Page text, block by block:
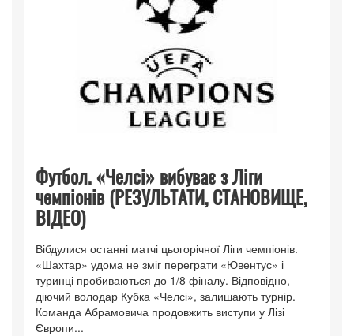
Футбол. «Челсі» вибуває з Ліги
чемпіонів (РЕЗУЛЬТАТИ, СТАНОВИЩЕ,
ВІДЕО)
Вібдулися останні матчі цьогорічної Ліги чемпіонів.
«Шахтар» удома не зміг переграти «Ювентус» і
туринці пробиваються до 1/8 фіналу. Відповідно,
діючий володар Кубка «Челсі», залишають турнір.
Команда Абрамовича продовжить виступи у Лізі
Європи...